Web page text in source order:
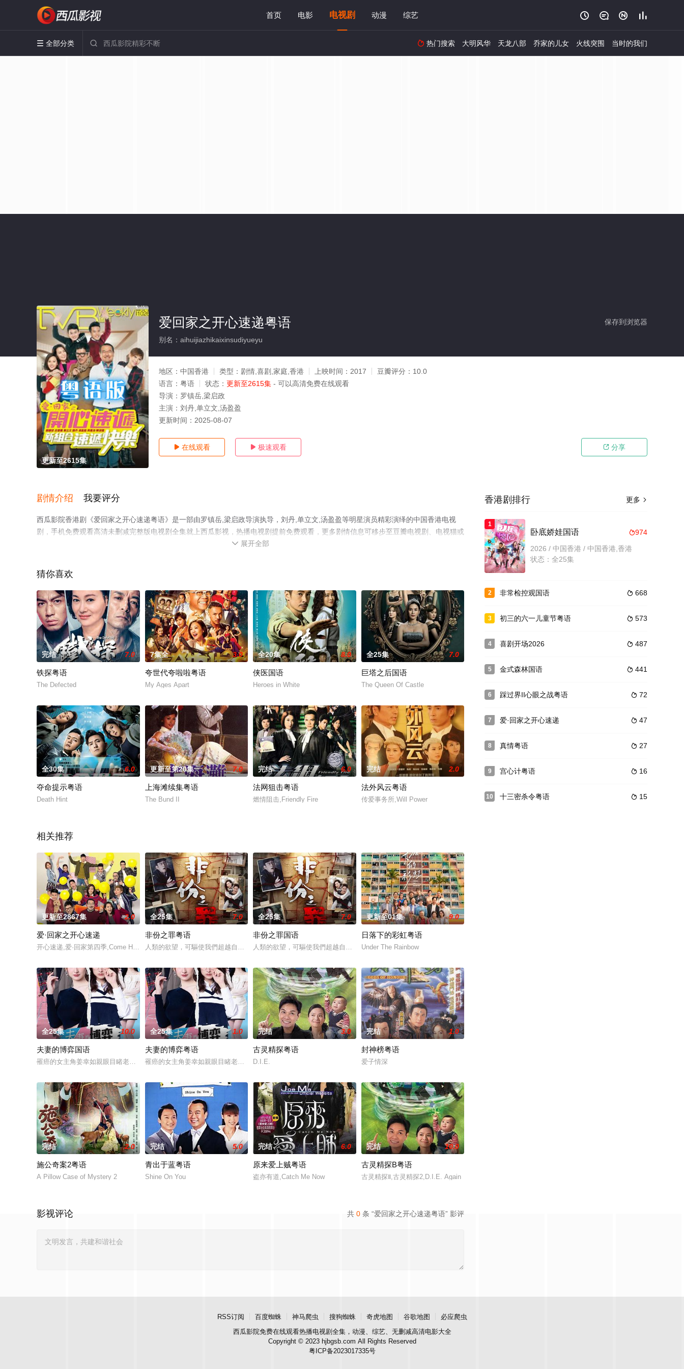
首页 电影 电视剧 动漫 综艺    
 全部分类   热门搜索 大明风华 天龙八部 乔家的儿女 火线突围 当时的我们
更新至2615集
保存到浏览器
爱回家之开心速递粤语
别名：aihuijiazhikaixinsudiyueyu
地区： 中国香港 类型： 剧情,喜剧,家庭,香港 上映时间： 2017 豆瓣评分： 10.0
语言： 粤语 状态： 更新至2615集 - 可以高清免费在线观看
导演： 罗镇岳,梁启政
主演： 刘丹,单立文,汤盈盈
更新时间： 2025-08-07
 在线观看  极速观看  分享
剧情介绍 我要评分
西瓜影院香港剧《爱回家之开心速递粤语》是一部由罗镇岳,梁启政导演执导，刘丹,单立文,汤盈盈等明星演员精彩演绎的中国香港电视
剧，手机免费观看高清未删减完整版电视剧全集就上西瓜影视，热播电视剧提前免费观看，更多剧情信息可移步至豆瓣电视剧、电视猫或
 展开全部
猜你喜欢
完结 7.0
铁探粤语
The Defected
7集全 3.0
夸世代夸啦啦粤语
My Ages Apart
全20集 8.0
侠医国语
Heroes in White
全25集 7.0
巨塔之后国语
The Queen Of Castle
全30集 6.0
夺命提示粤语
Death Hint
更新至第20集 7.0
上海滩续集粤语
The Bund II
完结 6.0
法网狙击粤语
燃情阻击,Friendly Fire
完结 2.0
法外风云粤语
传爱事务所,Will Power
相关推荐
更新至2867集 2.0
爱·回家之开心速递
开心速递,爱·回家第四季,Come Home Love: Happy Courier,(Come Home Love: Lo and Behold
全25集 7.0
非份之罪粤语
人類的欲望，可驅使我們超越自我，然而，當欲望失控，過份貪圖金錢與權勢、追求不屬於自己的愛，非份之想被無限放大，一不經意，便陷入道德矛盾的深淵，犯下種種「非份之
全25集 7.0
非份之罪国语
人類的欲望，可驅使我們超越自我，然而，當欲望失控，過份貪圖金錢與權勢、追求不屬於自己的愛，非份之想被無限放大，一不經意，便陷入
更新至01集 9.0
日落下的彩虹粤语
Under The Rainbow
全25集 10.0
夫妻的博弈国语
罹癌的女主角姜幸如親眼目睹老公和她唯一的閨蜜的姦情，慘遭兩人狠下毒手。坎坷的她竟然「死而復生」，奇迹地回到五年前⋯獲得「重生」的幸如決定為自己而活，她任職廣告公司高層，從名貴奢侈品到生活必需品，
全25集 1.0
夫妻的博弈粤语
罹癌的女主角姜幸如親眼目睹老公和她唯一的閨蜜的姦情，慘遭兩人狠下毒手。坎坷的她竟然「死而復生」，奇迹地回到五年前⋯獲得「重生」的幸如決定為自己而活，她任職廣告公
完结 3.0
古灵精探粤语
D.I.E.
完结 1.0
封神榜粤语
爱子情深
完结 2.0
施公奇案2粤语
A Pillow Case of Mystery 2
完结 5.0
青出于蓝粤语
Shine On You
完结 6.0
原来爱上贼粤语
盗亦有道,Catch Me Now
完结 10.0
古灵精探B粤语
古灵精探Ⅱ,古灵精探2,D.I.E. Again
共 0 条 “爱回家之开心速递粤语” 影评
影视评论
更多 
香港剧排行
1
974
卧底娇娃国语
2026 / 中国香港 / 中国香港,香港
状态：全25集
2  668
非常检控观国语
3  573
初三的六一儿童节粤语
4  487
喜剧开场2026
5  441
金式森林国语
6  72
踩过界II心眼之战粤语
7  47
爱·回家之开心速递
8  27
真情粤语
9  16
宫心计粤语
10  15
十三密杀令粤语
RSS订阅 百度蜘蛛 神马爬虫 搜狗蜘蛛 奇虎地图 谷歌地图
必应爬虫
西瓜影院免费在线观看热播电视剧全集，动漫、综艺、无删减高清电影大全
Copyright © 2023 hjbgsb.com All Rights Reserved
粤ICP备2023017335号